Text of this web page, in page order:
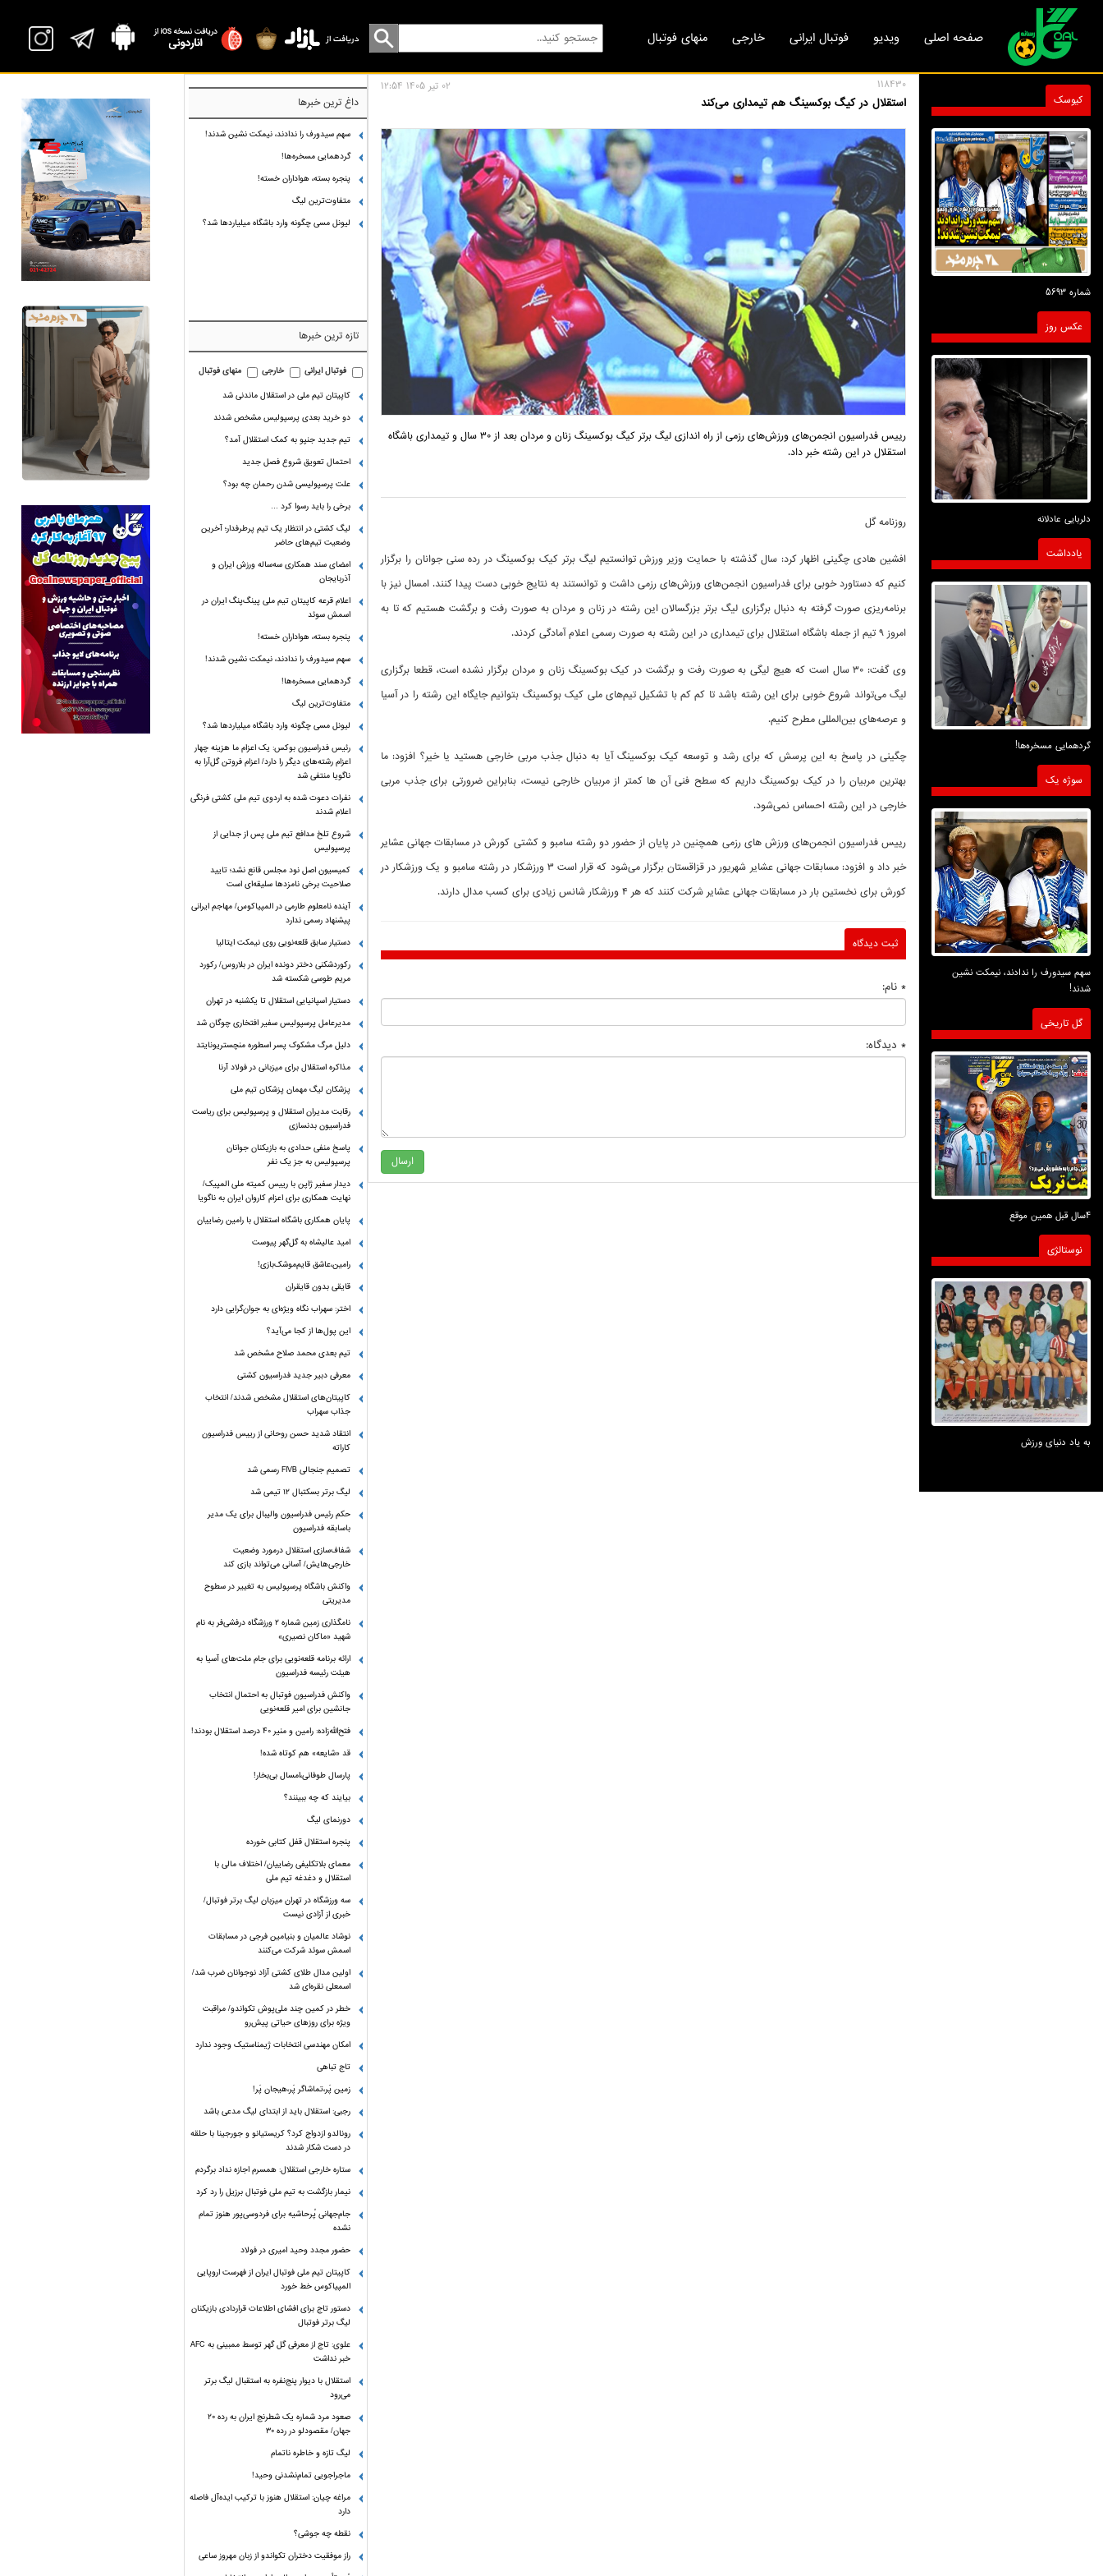
صفحه اصلی ویدیو فوتبال ایرانی خارجی منهای فوتبال
118430
استقلال در کیگ بوکسینگ هم تیمداری می‌کند
02 تير 1405 12:54
رییس فدراسیون انجمن‌های ورزش‌های رزمی از راه اندازی لیگ برتر کیگ بوکسینگ زنان و مردان بعد از ۳۰ سال و تیمداری باشگاه
استقلال در این رشته خبر داد.
روزنامه گل
افشین هادی چگینی اظهار کرد: سال گذشته با حمایت وزیر ورزش توانستیم لیگ برتر کیک بوکسینگ در رده سنی جوانان را برگزار
کنیم که دستاورد خوبی برای فدراسیون انجمن‌های ورزش‌های رزمی داشت و توانستند به نتایج خوبی دست پیدا کنند. امسال نیز با
برنامه‌ریزی صورت گرفته به دنبال برگزاری لیگ برتر بزرگسالان این رشته در زنان و مردان به صورت رفت و برگشت هستیم که تا به
امروز ۹ تیم از جمله باشگاه استقلال برای تیمداری در این رشته به صورت رسمی اعلام آمادگی کردند.
وی گفت: ۳۰ سال است که هیچ لیگی به صورت رفت و برگشت در کیک بوکسینگ زنان و مردان برگزار نشده است، قطعا برگزاری
لیگ می‌تواند شروع خوبی برای این رشته باشد تا کم کم با تشکیل تیم‌های ملی کیک بوکسینگ بتوانیم جایگاه این رشته را در آسیا
و عرصه‌های بین‌المللی مطرح کنیم.
چگینی در پاسخ به این پرسش که برای رشد و توسعه کیک بوکسینگ آیا به دنبال جذب مربی خارجی هستید یا خیر؟ افزود: ما
بهترین مربیان را در کیک بوکسینگ داریم که سطح فنی آن ها کمتر از مربیان خارجی نیست، بنابراین ضرورتی برای جذب مربی
خارجی در این رشته احساس نمی‌شود.
رییس فدراسیون انجمن‌های ورزش های رزمی همچنین در پایان از حضور دو رشته سامبو و کشتی کورش در مسابقات جهانی عشایر
خبر داد و افزود: مسابقات جهانی عشایر شهریور در قزاقستان برگزار می‌شود که قرار است ۳ ورزشکار در رشته سامبو و یک ورزشکار در
کورش برای نخستین بار در مسابقات جهانی عشایر شرکت کنند که هر ۴ ورزشکار شانس زیادی برای کسب مدال دارند.
ثبت دیدگاه
* نام:
* دیدگاه:
کیوسک
شماره 5693
عکس روز
دلربایی عادلانه
یادداشت
گردهمایی مسخره‌ها!
سوژه یک
سهم سیدورف را ندادند، نیمکت نشین
شدند!
گل تاریخی
4سال قبل همین موقع
نوستالژی
به یاد دنیای ورزش
داغ ترین خبرها
سهم سیدورف را ندادند، نیمکت نشین شدند!
گردهمایی مسخره‌ها!
پنجره بسته، هواداران خسته!
متفاوت‌ترین لیگ
لیونل مسی چگونه وارد باشگاه میلیاردها شد؟
تازه ترین خبرها
فوتبال ایرانی خارجی
منهای فوتبال
کاپیتان تیم ملی در استقلال ماندنی شد
دو خرید بعدی پرسپولیس مشخص شدند
تیم جدید جنپو به کمک استقلال آمد؟
احتمال تعویق شروع فصل جدید
علت پرسپولیسی شدن رحمان چه بود؟
برخی را باید رسوا کرد …
لیگ کشتی در انتظار یک تیم پرطرفدار؛ آخرین
وضعیت تیم‌های حاضر
امضای سند همکاری سه‌ساله ورزش ایران و
آذربایجان
اعلام قرعه کاپیتان تیم ملی پینگ‌پنگ ایران در
اسمش سوئد
پنجره بسته، هواداران خسته!
سهم سیدورف را ندادند، نیمکت نشین شدند!
گردهمایی مسخره‌ها!
متفاوت‌ترین لیگ
لیونل مسی چگونه وارد باشگاه میلیاردها شد؟
رئیس فدراسیون بوکس: یک اعزام ما هزینه چهار
اعزام رشته‌های دیگر را دارد/ اعزام فروتن گل‌آرا به
ناگویا منتفی شد
نفرات دعوت شده به اردوی تیم ملی کشتی فرنگی
اعلام شدند
شروع تلخ مدافع تیم ملی پس از جدایی از
پرسپولیس
کمیسیون اصل نود مجلس قانع نشد؛ تایید
صلاحیت برخی نامزدها سلیقه‌ای است
آینده نامعلوم طارمی در المپیاکوس/ مهاجم ایرانی
پیشنهاد رسمی ندارد
دستیار سابق قلعه‌نویی روی نیمکت ایتالیا
رکوردشکنی دختر دونده ایران در بلاروس/ رکورد
مریم طوسی شکسته شد
دستیار اسپانیایی استقلال تا یکشنبه در تهران
مدیرعامل پرسپولیس سفیر افتخاری چوگان شد
دلیل مرگ مشکوک پسر اسطوره منچستریونایتد
مذاکره استقلال برای میزبانی در فولاد آرنا
پزشکان لیگ مهمان پزشکان تیم ملی
رقابت مدیران استقلال و پرسپولیس برای ریاست
فدراسیون بدنسازی
پاسخ منفی حدادی به بازیکنان جوانان
پرسپولیس به جز یک نفر
دیدار سفیر ژاپن با رییس کمیته ملی المپیک/
نهایت همکاری برای اعزام کاروان ایران به ناگویا
پایان همکاری باشگاه استقلال با رامین رضاییان
امید عالیشاه به گل‌گهر پیوست
رامین،عاشق قایم‌موشک‌بازی!
قایقی بدون قایقران
اختر: سهراب نگاه ویژه‌ای به جوان‌گرایی دارد
این پول‌ها از کجا می‌آید؟
تیم بعدی محمد صلاح مشخص شد
معرفی دبیر جدید فدراسیون کشتی
کاپیتان‌های استقلال مشخص شدند/ انتخاب
جذاب سهراب
انتقاد شدید حسن روحانی از رییس فدراسیون
کاراته
تصمیم جنجالی FIVB رسمی شد
لیگ برتر بسکتبال ۱۲ تیمی شد
حکم رئیس فدراسیون والیبال برای یک مدیر
باسابقه فدراسیون
شفاف‌سازی استقلال درمورد وضعیت
خارجی‌هایش/ آسانی می‌تواند بازی کند
واکنش باشگاه پرسپولیس به تغییر در سطوح
مدیریتی
نامگذاری زمین شماره ۲ ورزشگاه درفشی‌فر به نام
شهید «ماکان نصیری»
ارائه برنامه‌ قلعه‌نویی برای جام ملت‌های آسیا به
هیئت رئیسه فدراسیون
واکنش فدراسیون فوتبال به احتمال انتخاب
جانشین برای امیر قلعه‌نویی
فتح‌الله‌زاده: رامین و منیر 40 درصد استقلال بودند!
قد «شایعه» هم کوتاه شده!
پارسال طوفانی،امسال بی‌بخار!
بیایند که چه ببینند؟
دورنمای لیگ
پنجره‌ استقلال قفل کتابی خورده
معمای بلاتکلیفی رضاییان/ اختلاف مالی با
استقلال و دغدغه تیم ملی
سه ورزشگاه در تهران میزبان لیگ برتر فوتبال/
خبری از آزادی نیست
نوشاد عالمیان و بنیامین فرجی در مسابقات
اسمش سوئد شرکت می‌کنند
اولین مدال طلای کشتی آزاد نوجوانان ضرب شد/
اسمعلی نقره‌ای شد
خطر در کمین چند ملی‌پوش تکواندو/ مراقبت
ویژه برای روزهای حیاتی پیش‌رو
امکان مهندسی انتخابات ژیمناستیک وجود ندارد
تاج تباهی
زمین پَر،تماشاگر پَر،هیجان پَر!
رجبی: استقلال باید از ابتدای لیگ مدعی باشد
رونالدو ازدواج کرد؟ کریستیانو و جورجینا با حلقه
در دست شکار شدند
ستاره خارجی استقلال: همسرم اجازه نداد برگردم
نیمار بازگشت به تیم ملی فوتبال برزیل را رد کرد
جام‌جهانی پُرحاشیه برای فردوسی‌پور هنوز تمام
نشده
حضور مجدد وحید امیری در فولاد
کاپیتان تیم ملی فوتبال ایران از فهرست اروپایی
المپیاکوس خط خورد
دستور تاج برای افشای اطلاعات قراردادی بازیکنان
لیگ برتر فوتبال
علوی: تاج از معرفی گل گهر توسط ممبینی به AFC
خبر نداشت
استقلال با دیوار پنج‌نفره به استقبال لیگ برتر
می‌رود
صعود مرد شماره یک شطرنج ایران به رده ۲۰
جهان/ مقصودلو در رده ۳۰
لیگ تازه و خاطره ناتمام
ماجراجویی تمام‌نشدنی وحید!
مراغه چیان: استقلال هنوز با ترکیب ایده‌آل فاصله
دارد
نقطه چه جوشی؟
راز موفقیت دختران تکواندو از زبان مهروز ساعی